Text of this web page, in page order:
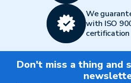
We
with ISO
certification
Don't miss a thing and